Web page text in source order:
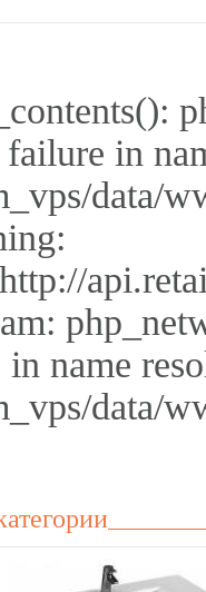
in
data/
name
data/